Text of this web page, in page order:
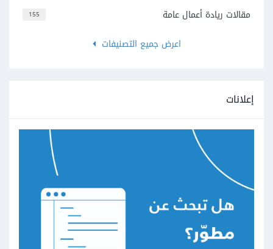
155
مقالات ريادة أعمال عامة
اعرض جميع التصنيفات
إعلانات